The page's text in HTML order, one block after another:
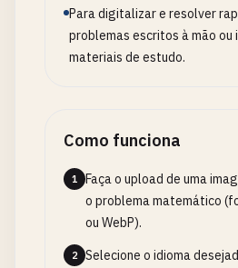
Para digitalizar e resolver
problemas escritos à mão ou
materiais de estudo.
Como funciona
1
Faça o upload de uma
o problema matemático
ou WebP).
2
Selecione o idioma